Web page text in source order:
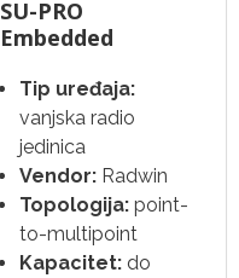
SU-PRO
Embedded
Tip uređaja:
vanjska radio
jedinica
Vendor: Radwin
Topologija: point-
to-multipoint
Kapacitet: do